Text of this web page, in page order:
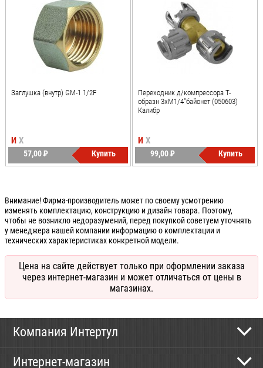
Заглушка (внутр) GM-1 1/2F
И Х
57,00P
УБ.
Купить
Переходник д/компрессора T-
образн 3xМ1/4"байонет (050603)
Калибр
И Х
99,00P
УБ.
Купить
Внимание! Фирма-производитель может по своему усмотрению
изменять комплектацию, конструкцию и дизайн товара. Поэтому,
чтобы не возникло недоразумений, перед покупкой советуем уточнять
у менеджера нашей компании информацию о комплектации и
технических характеристиках конкретной модели.
Цена на сайте действует только при оформлении заказа
через интернет-магазин и может отличаться от цены в
магазинах.
Компания Интертул
Интернет-магазин